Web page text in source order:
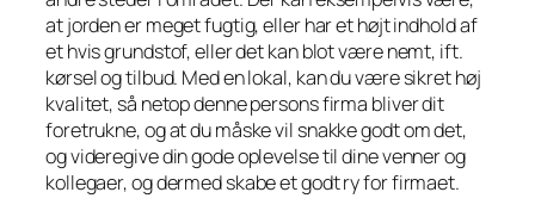
at jorden er meget fugtig, eller har et højt indhold af
et hvis grundstof, eller det kan blot være nemt, ift.
kørsel og tilbud. Med en lokal, kan du være sikret høj
kvalitet, så netop denne persons firma bliver dit
foretrukne, og at du måske vil snakke godt om det,
og videregive din gode oplevelse til dine venner og
kollegaer, og dermed skabe et godt ry for firmaet.